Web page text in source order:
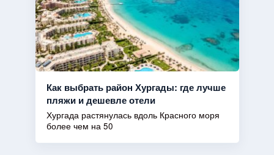
Как выбрать район Хургады: где лучше
пляжи и дешевле отели
Хургада растянулась вдоль Красного моря
более чем на 50